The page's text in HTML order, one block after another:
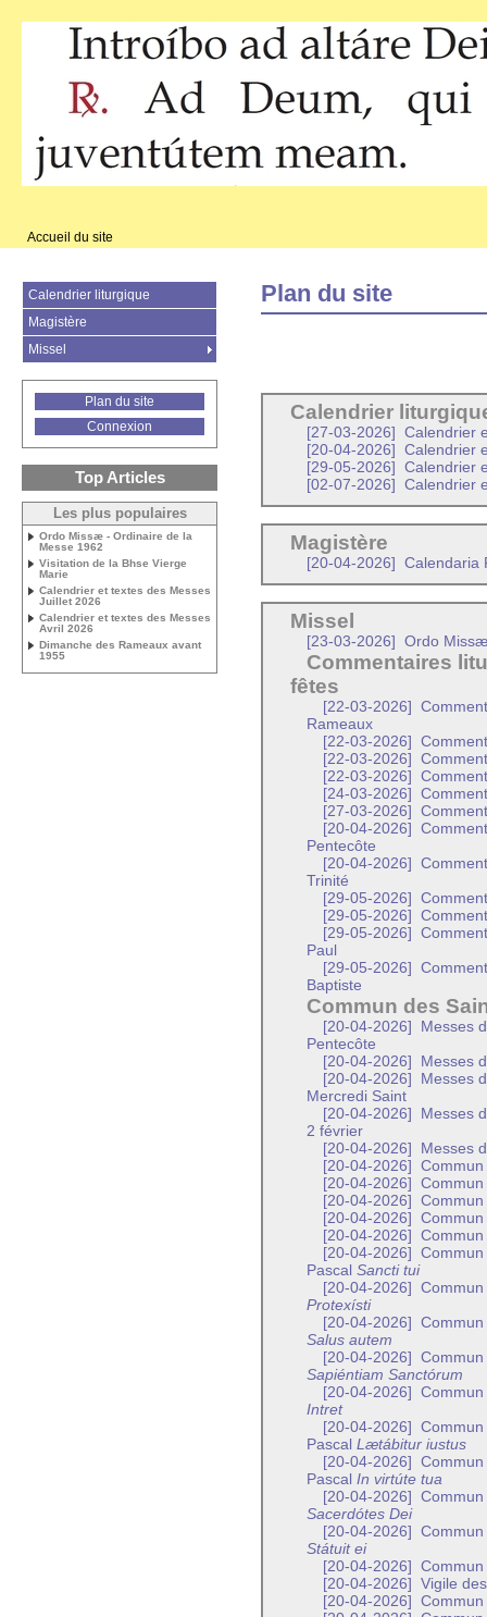
Accueil du site
Plan du site
Calendrier
[27-03-2026]
Calendrier
[20-04-2026]
Calendrier
[29-05-2026]
Calendrier
[02-07-2026]
Calendrier
Magistère
[20-04-2026] Calendaria
Missel
[23-03-2026] Ordo
Commentaires
fêtes
[22-03-2026]
Rameaux
[22-03-2026]
[22-03-2026]
[22-03-2026]
[24-03-2026]
[27-03-2026]
[20-04-2026]
Pentecôte
[20-04-2026]
Trinité
[29-05-2026]
[29-05-2026]
[29-05-2026]
Paul
[29-05-2026]
Baptiste
Commun des
[20-04-2026]
Messes
Pentecôte
[20-04-2026]
Messes
[20-04-2026]
Messes
Mercredi Saint
[20-04-2026]
Messes
2 février
[20-04-2026]
Messes
[20-04-2026]
[20-04-2026]
Commun
[20-04-2026]
Commun
[20-04-2026]
[20-04-2026]
Commun
[20-04-2026]
Pascal Sancti tui
[20-04-2026]
Commun
Protexísti
[20-04-2026]
Salus autem
[20-04-2026]
Sapiéntiam Sanctórum
[20-04-2026]
Intret
[20-04-2026]
Commun
Pascal Lætábitur iustus
[20-04-2026]
Commun
Pascal In virtúte tua
[20-04-2026]
Commun
Sacerdótes Dei
[20-04-2026]
Commun
Státuit ei
[20-04-2026]
[20-04-2026]
Vigile
[20-04-2026]
Calendrier liturgique
Magistère
Missel
Plan du site
Connexion
Top Articles
Les plus populaires
Ordo Missæ - Ordinaire de la
Messe 1962
Visitation de la Bhse Vierge
Marie
Calendrier et textes des Messes
Juillet 2026
Calendrier et textes des Messes
Avril 2026
Dimanche des Rameaux avant
1955